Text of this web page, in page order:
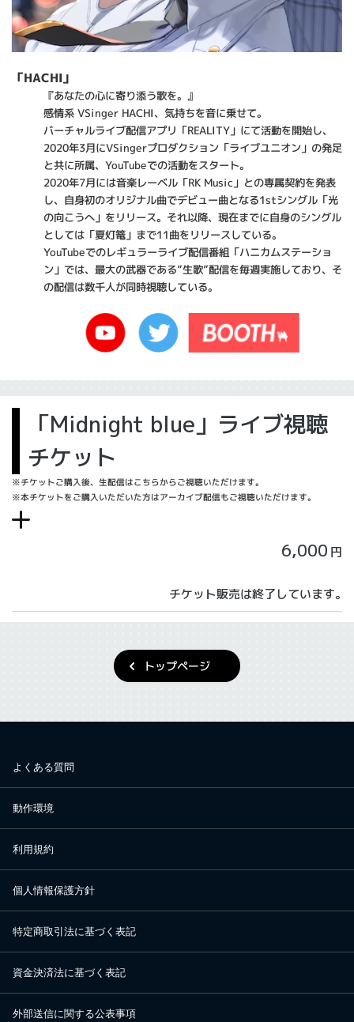
「HACHI」
『あなたの心に寄り添う歌を。』
感情系 VSinger HACHI、気持ちを音に乗せて。
バーチャルライブ配信アプリ「REALITY」にて活動を開始し、
2020年3月にVSingerプロダクション「ライブユニオン」の発足
と共に所属、YouTubeでの活動をスタート。
2020年7月には音楽レーベル「RK Music」との専属契約を発表
し、自身初のオリジナル曲でデビュー曲となる1stシングル「光
の向こうへ」をリリース。それ以降、現在までに自身のシングル
としては「夏灯篭」まで11曲をリリースしている。
YouTubeでのレギュラーライブ配信番組「ハニカムステーショ
ン」では、最大の武器である”生歌”配信を毎週実施しており、そ
の配信は数千人が同時視聴している。
「Midnight blue」ライブ視聴
チケット
※チケットご購入後、生配信はこちらからご視聴いただけます。
※本チケットをご購入いただいた方はアーカイブ配信もご視聴いただけます。
6,000 円
チケット販売は終了しています。
トップページ
よくある質問
動作環境
利用規約
個人情報保護方針
特定商取引法に基づく表記
資金決済法に基づく表記
外部送信に関する公表事項